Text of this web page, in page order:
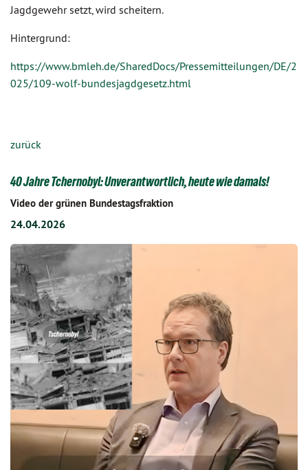
Jagdgewehr setzt, wird scheitern.
Hintergrund:
https://www.bmleh.de/SharedDocs/Pressemitteilungen/DE/2
025/109-wolf-bundesjagdgesetz.html
zurück
40 Jahre Tchernobyl: Unverantwortlich, heute wie damals!
Video der grünen Bundestagsfraktion
24.04.2026